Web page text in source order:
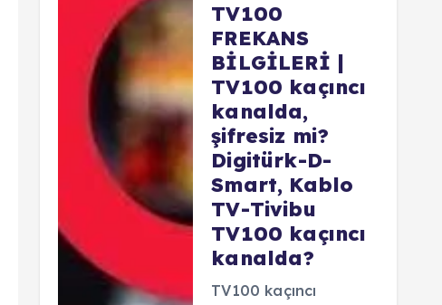
TV100
FREKANS
BİLGİLERİ |
TV100 kaçıncı
kanalda,
şifresiz mi?
Digitürk-D-
Smart, Kablo
TV-Tivibu
TV100 kaçıncı
kanalda?
TV100 kaçıncı